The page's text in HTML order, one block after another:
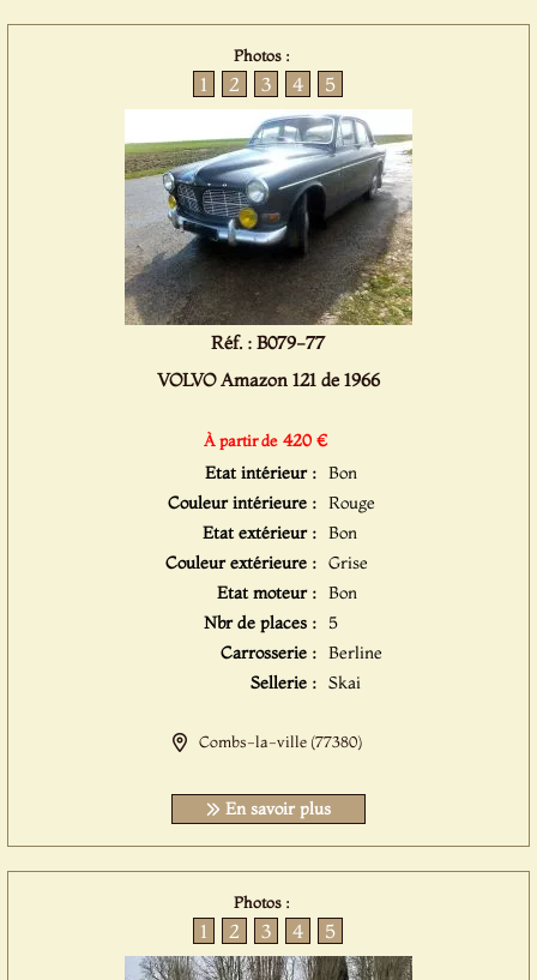
Photos :
1 2 3 4 5
Réf. : B079-77
VOLVO Amazon 121 de 1966
À partir de 420 €
Etat intérieur : Bon
Couleur intérieure : Rouge
Etat extérieur : Bon
Couleur extérieure : Grise
Etat moteur : Bon
Nbr de places : 5
Carrosserie : Berline
Sellerie : Skai
Combs-la-ville (77380)
En savoir plus
Photos :
1 2 3 4 5